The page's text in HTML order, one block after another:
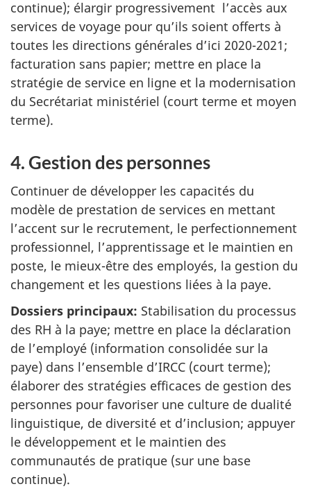
continue); élargir progressivement l’accès aux
services de voyage pour qu’ils soient offerts à
toutes les directions générales d’ici 2020-2021;
facturation sans papier; mettre en place la
stratégie de service en ligne et la modernisation
du Secrétariat ministériel (court terme et moyen
terme).
4. Gestion des personnes
Continuer de développer les capacités du
modèle de prestation de services en mettant
l’accent sur le recrutement, le perfectionnement
professionnel, l’apprentissage et le maintien en
poste, le mieux-être des employés, la gestion du
changement et les questions liées à la paye.
Dossiers principaux: Stabilisation du processus
des RH à la paye; mettre en place la déclaration
de l’employé (information consolidée sur la
paye) dans l’ensemble d’IRCC (court terme);
élaborer des stratégies efficaces de gestion des
personnes pour favoriser une culture de dualité
linguistique, de diversité et d’inclusion; appuyer
le développement et le maintien des
communautés de pratique (sur une base
continue).